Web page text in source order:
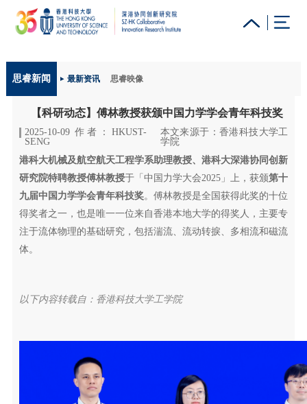
更多科大概览
科大新闻 学术部门索引
校园地图及指南 工作@科大 教授简录 认识科大
思睿新闻 最新资讯 思睿映像
【科研动态】傅林教授获颁中国力学学会青年科技奖
2025-10-09 作者：HKUST-
SENG
本文来源于：香港科技大学工
学院
港科大机械及航空航天工程学系助理教授、港科大深港协同创新
研究院特聘教授傅林教授于「中国力学大会2025」上，获颁第十
九届中国力学学会青年科技奖。傅林教授是全国获得此奖的十位
得奖者之一，也是唯一一位来自香港本地大学的得奖人，主要专
注于流体物理的基础研究，包括湍流、流动转捩、多相流和磁流
体。
以下内容转载自：香港科技大学工学院